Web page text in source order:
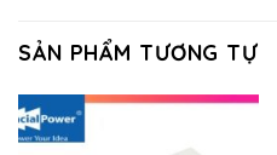
SẢN PHẨM TƯƠNG TỰ